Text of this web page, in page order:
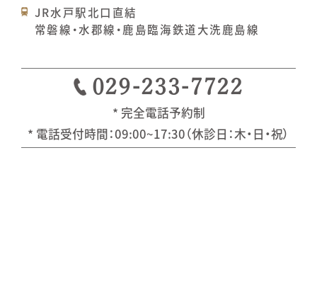
JR水戸駅北口直結
常磐線・水郡線・鹿島臨海鉄道大洗鹿島線
029-233-7722
* 完全電話予約制
* 電話受付時間：09:00~17:30（休診日：木・日・祝）